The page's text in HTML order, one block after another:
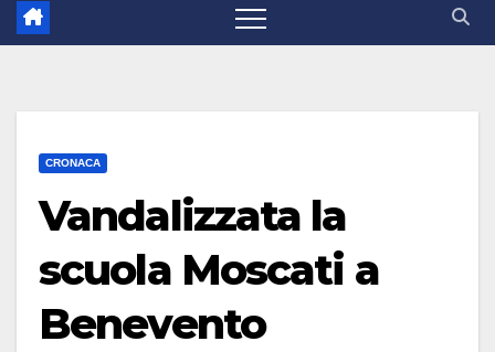
CRONACA
Vandalizzata la
scuola Moscati a
Benevento